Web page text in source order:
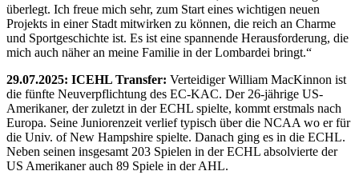
überlegt. Ich freue mich sehr, zum Start eines wichtigen neuen
Projekts in einer Stadt mitwirken zu können, die reich an Charme
und Sportgeschichte ist. Es ist eine spannende Herausforderung, die
mich auch näher an meine Familie in der Lombardei bringt.“
29.07.2025: ICEHL Transfer: Verteidiger William MacKinnon ist
die fünfte Neuverpflichtung des EC-KAC. Der 26-jährige US-
Amerikaner, der zuletzt in der ECHL spielte, kommt erstmals nach
Europa. Seine Juniorenzeit verlief typisch über die NCAA wo er für
die Univ. of New Hampshire spielte. Danach ging es in die ECHL.
Neben seinen insgesamt 203 Spielen in der ECHL absolvierte der
US Amerikaner auch 89 Spiele in der AHL.